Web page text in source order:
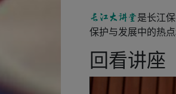
长江大讲堂是长江
保护与发展中的热
回看讲座